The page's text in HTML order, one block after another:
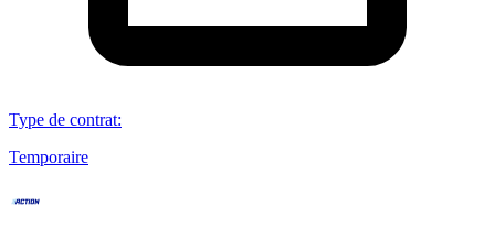
Type de contrat:
Temporaire